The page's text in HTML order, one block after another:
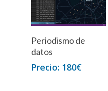
Periodismo de
datos
180€